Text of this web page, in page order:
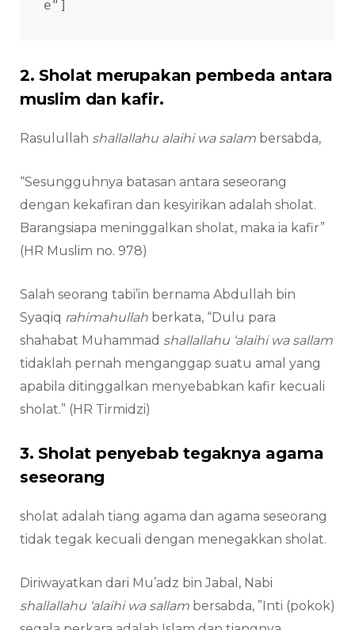
e"]
2. Sholat merupakan pembeda antara
muslim dan kafir.
Rasulullah shallallahu alaihi wa salam bersabda,
“Sesungguhnya batasan antara seseorang
dengan kekafiran dan kesyirikan adalah sholat.
Barangsiapa meninggalkan sholat, maka ia kafir”
(HR Muslim no. 978)
Salah seorang tabi’in bernama Abdullah bin
Syaqiq rahimahullah berkata, “Dulu para
shahabat Muhammad shallallahu ‘alaihi wa sallam
tidaklah pernah menganggap suatu amal yang
apabila ditinggalkan menyebabkan kafir kecuali
sholat.” (HR Tirmidzi)
3. Sholat penyebab tegaknya agama
seseorang
sholat adalah tiang agama dan agama seseorang
tidak tegak kecuali dengan menegakkan sholat.
Diriwayatkan dari Mu’adz bin Jabal, Nabi
shallallahu ‘alaihi wa sallam bersabda, ”Inti (pokok)